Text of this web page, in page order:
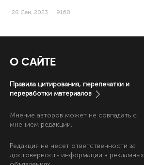
28 Сен, 2023 9168
О САЙТЕ
Правила цитирования, перепечатки и
переработки материалов
Мнение авторов может не совпадать с
мнением редакции.
Редакция не несет ответственности за
достоверность информации в рекламных